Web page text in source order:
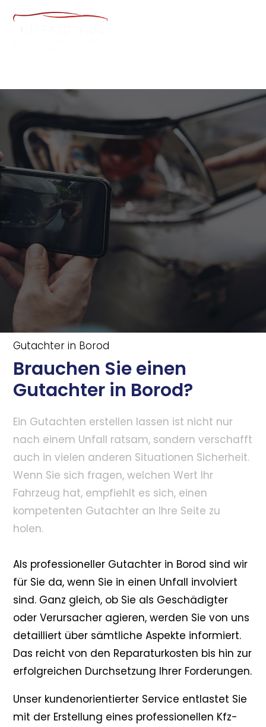
Gutachter in Borod
Brauchen Sie einen
Gutachter in Borod?
Ein Gutachten erstellen lassen ist nicht nur
nach einem Unfall ratsam, sondern verschafft
auch in vielen anderen Situationen Sicherheit.
Wenn Sie sich fragen, welchen Wert Ihr
Fahrzeug hat, empfiehlt es sich, einen
kompetenten Gutachter an Ihre Seite zu
holen.
Als professioneller Gutachter in Borod sind wir
für Sie da, wenn Sie in einen Unfall involviert
sind. Ganz gleich, ob Sie als Geschädigter
oder Verursacher agieren, werden Sie von uns
detailliert über sämtliche Aspekte informiert.
Das reicht von den Reparaturkosten bis hin zur
erfolgreichen Durchsetzung Ihrer Forderungen.
Unser kundenorientierter Service entlastet Sie
mit der Erstellung eines professionellen Kfz-